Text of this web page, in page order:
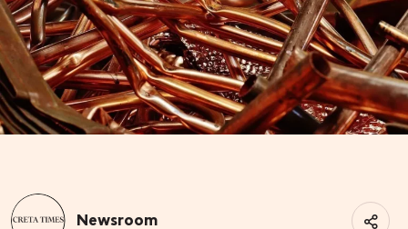
Newsroom